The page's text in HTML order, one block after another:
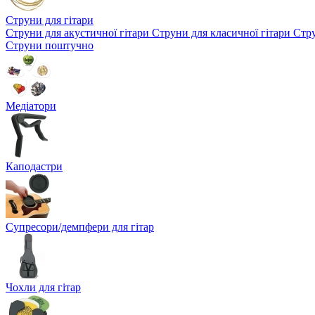
Струни для гітари
Струни для акустичної гітари Струни для класичної гітари
Струни поштучно
Медіатори
Каподастри
Супресори/демпфери для гітар
Чохли для гітар